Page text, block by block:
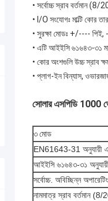
• সর্বোচ্চ স্রাব বর্তমান
• I/O সংযোগঃ মাল্টি কোর
• সুরক্ষা মোডঃ +/----
• এটি আইইসি ৬১৬৪৩-৩১
• কোর অংশগুলি উচ্চ স্রাব
• প্লাগ-ইন বিন্যাস,
সোলার এসপিডি 1000
৩ মোড
EN61643-31 অনুযায়ী
আইইসি ৬১৬৪৩-৩১ অনুযায়ী
সর্বোচ্চ. অবিচ্ছিন্ন
নামমাত্র স্রাব বর্তমান